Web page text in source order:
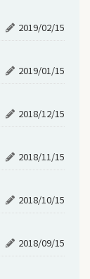
2019/02/15
2019/01/15
2018/12/15
2018/11/15
2018/10/15
2018/09/15